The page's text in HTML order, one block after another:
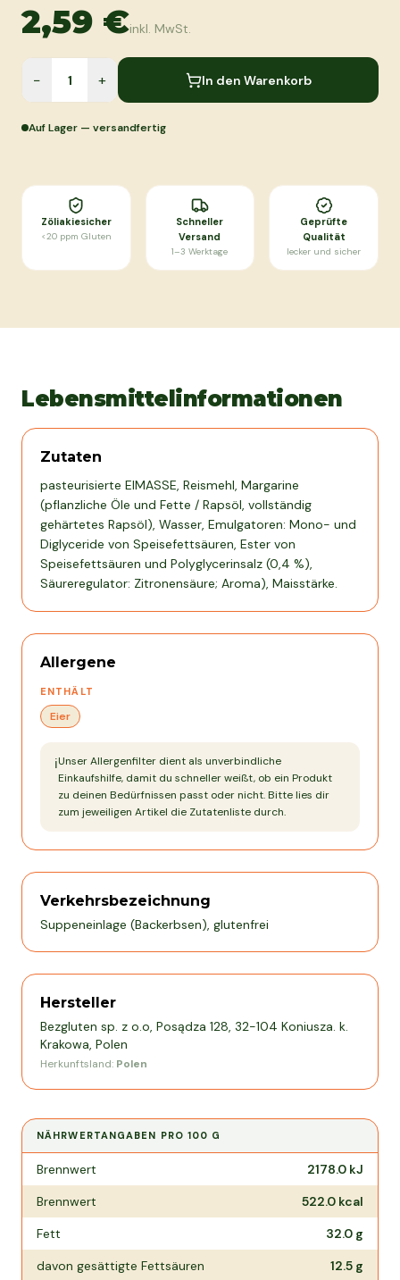
2,59 €inkl. MwSt.
− + In den Warenkorb
Auf Lager — versandfertig
Zöliakiesicher
<20 ppm Gluten
Schneller
Versand
1–3 Werktage
Geprüfte
Qualität
lecker und sicher
Lebensmittelinformationen
Zutaten
pasteurisierte EIMASSE, Reismehl, Margarine
(pflanzliche Öle und Fette / Rapsöl, vollständig
gehärtetes Rapsöl), Wasser, Emulgatoren: Mono- und
Diglyceride von Speisefettsäuren, Ester von
Speisefettsäuren und Polyglycerinsalz (0,4 %),
Säureregulator: Zitronensäure; Aroma), Maisstärke.
Allergene
ENTHÄLT
Eier
ℹ️Unser Allergenfilter dient als unverbindliche
Einkaufshilfe, damit du schneller weißt, ob ein Produkt
zu deinen Bedürfnissen passt oder nicht. Bitte lies dir
zum jeweiligen Artikel die Zutatenliste durch.
Verkehrsbezeichnung
Suppeneinlage (Backerbsen), glutenfrei
Hersteller
Bezgluten sp. z o.o, Posądza 128, 32-104 Koniusza. k.
Krakowa, Polen
Herkunftsland: Polen
NÄHRWERTANGABEN PRO100 G
Nährwertangaben pro
Brennwert 2178.0 kJ
Brennwert
522.0 kcal
Fett
32.0 g
davon gesättigte Fettsäuren
12.5 g